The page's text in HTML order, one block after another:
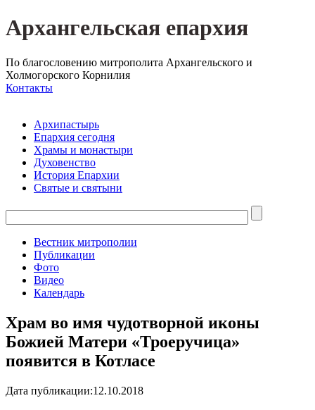
Архангельская епархия
По благословению митрополита Архангельского и
Холмогорского Корнилия
Контакты
Архипастырь
Епархия сегодня
Храмы и монастыри
Духовенство
История Епархии
Святые и святыни
Вестник митрополии
Публикации
Фото
Видео
Календарь
Храм во имя чудотворной иконы
Божией Матери «Троеручица»
появится в Котласе
Дата публикации:12.10.2018